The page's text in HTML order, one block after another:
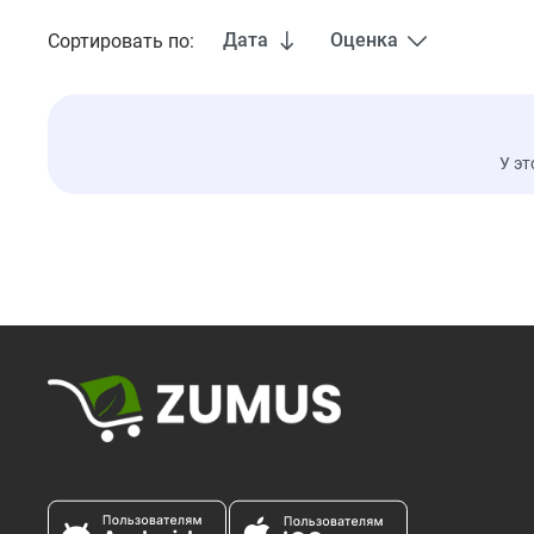
Сортировать по: Дата Оценка
У